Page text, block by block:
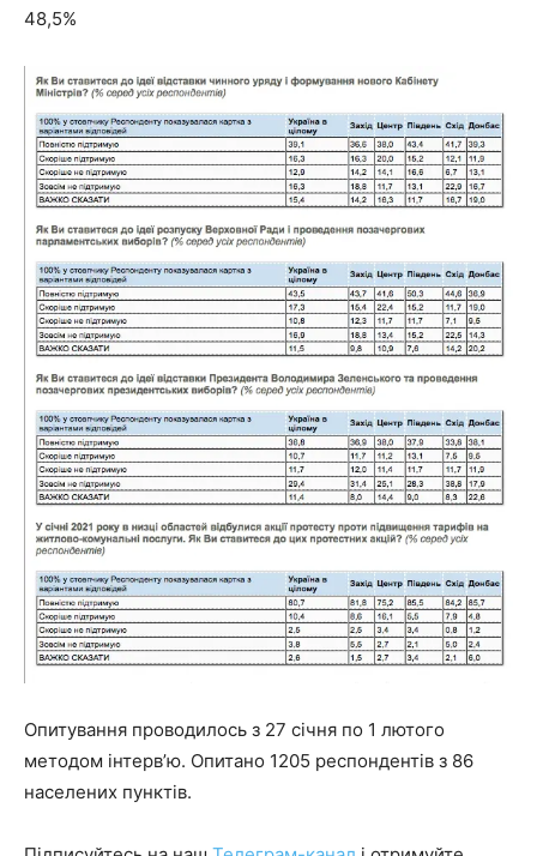
48,5%
Опитування проводилось з 27 січня по 1 лютого
методом інтерв’ю. Опитано 1205 респондентів з 86
населених пунктів.